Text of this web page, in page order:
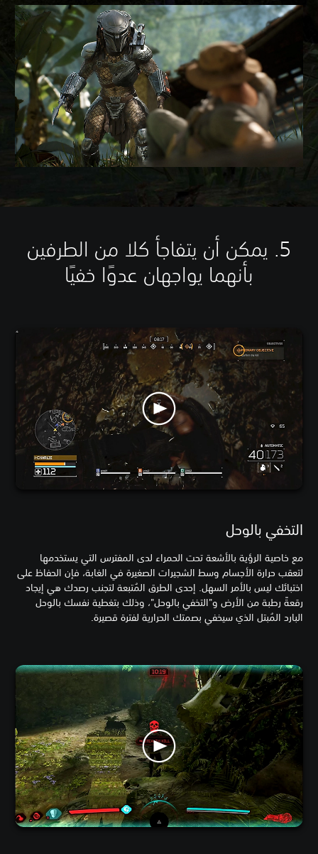
5. يمكن أن يتفاجأ كلا من الطرفين
بأنهما يواجهان عدوًا خفيًا
التخفي بالوحل
مع خاصية الرؤية بالأشعة تحت الحمراء لدى المفترس التي يستخدمها
لتعقب حرارة الأجسام وسط الشجيرات الصغيرة في الغابة، فإن الحفاظ على
اختبائك ليس بالأمر السهل. إحدى الطرق المُتبعة لتجنب رصدك هي إيجاد
رقعةً رطبة من الأرض و"التخفي بالوحل"، وذلك بتغطية نفسك بالوحل
البارد المُبتل الذي سيخفي بصمتك الحرارية لفترة قصيرة.